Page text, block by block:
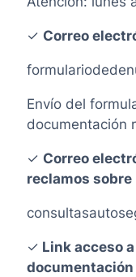
✓ Correo
Envío del
documentación
✓ Correo
reclamos
✓ Link acceso
documentación